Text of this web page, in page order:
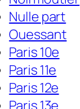
Nulle part
Ouessant
Paris 10e
Paris 11e
Paris 12e
Paris 13e